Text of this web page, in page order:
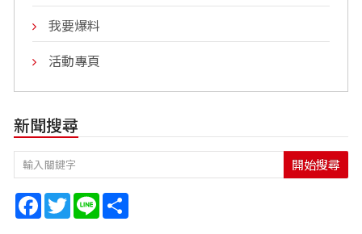
我要爆料
活動專頁
新聞搜尋
開始搜尋
Facebook
TwitterLine